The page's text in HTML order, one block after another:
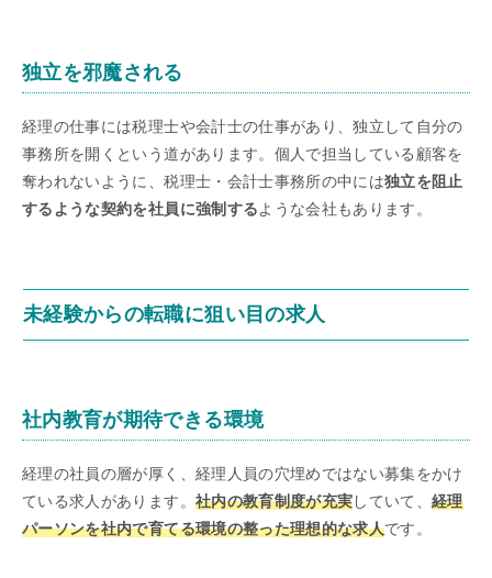
独立を邪魔される
経理の仕事には税理士や会計士の仕事があり、独立して自分の
事務所を開くという道があります。個人で担当している顧客を
奪われないように、税理士・会計士事務所の中には独立を阻止
するような契約を社員に強制するような会社もあります。
未経験からの転職に狙い目の求人
社内教育が期待できる環境
経理の社員の層が厚く、経理人員の穴埋めではない募集をかけ
ている求人があります。 社内の教育制度が充実していて、経理
パーソンを社内で育てる環境の整った理想的な求人です。